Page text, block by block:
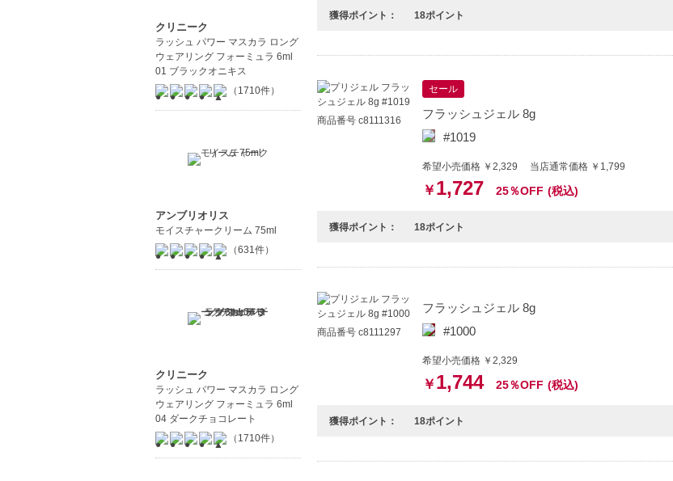
獲得ポイント： 18ポイント
商品番号 c8111316
セール
フラッシュジェル 8g
#1019
希望小売価格 ￥2,329 当店通常価格 ￥1,799
￥ 1,727 25％OFF (税込)
獲得ポイント： 18ポイント
商品番号 c8111297
フラッシュジェル 8g
#1000
希望小売価格 ￥2,329
￥ 1,744 25％OFF (税込)
獲得ポイント： 18ポイント
クリニーク
ラッシュ パワー マスカラ ロング
ウェアリング フォーミュラ 6ml
01 ブラックオニキス
（1710件）
アンブリオリス
モイスチャークリーム 75ml
（631件）
クリニーク
ラッシュ パワー マスカラ ロング
ウェアリング フォーミュラ 6ml
04 ダークチョコレート
（1710件）